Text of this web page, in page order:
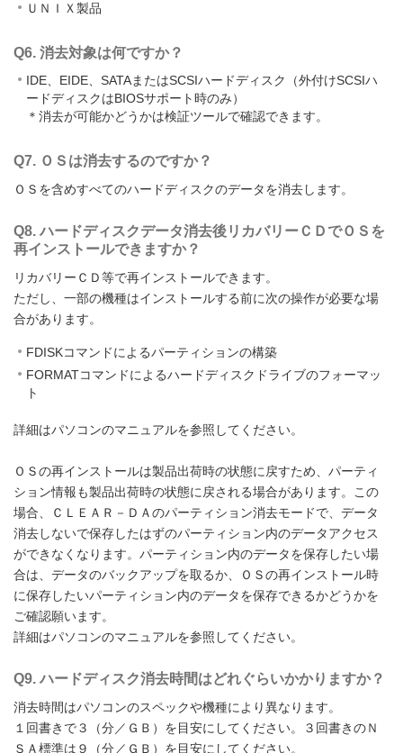
ＵＮＩＸ製品
Q6. 消去対象は何ですか？
IDE、EIDE、SATAまたはSCSIハードディスク（外付けSCSIハ
ードディスクはBIOSサポート時のみ）
＊消去が可能かどうかは検証ツールで確認できます。
Q7. ＯＳは消去するのですか？
ＯＳを含めすべてのハードディスクのデータを消去します。
Q8. ハードディスクデータ消去後リカバリーＣＤでＯＳを
再インストールできますか？
リカバリーＣＤ等で再インストールできます。
ただし、一部の機種はインストールする前に次の操作が必要な場
合があります。
FDISKコマンドによるパーティションの構築
FORMATコマンドによるハードディスクドライブのフォーマッ
ト
詳細はパソコンのマニュアルを参照してください。
ＯＳの再インストールは製品出荷時の状態に戻すため、パーティ
ション情報も製品出荷時の状態に戻される場合があります。この
場合、ＣＬＥＡＲ－ＤＡのパーティション消去モードで、データ
消去しないで保存したはずのパーティション内のデータアクセス
ができなくなります。パーティション内のデータを保存したい場
合は、データのバックアップを取るか、ＯＳの再インストール時
に保存したいパーティション内のデータを保存できるかどうかを
ご確認願います。
詳細はパソコンのマニュアルを参照してください。
Q9. ハードディスク消去時間はどれぐらいかかりますか？
消去時間はパソコンのスペックや機種により異なります。
１回書きで３（分／ＧＢ）を目安にしてください。３回書きのＮ
ＳＡ標準は９（分／ＧＢ）を目安にしてください。